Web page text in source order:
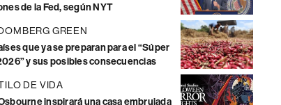
de la Fed, según NYT
GREEN
que ya se preparan para el “Súper
y sus posibles consecuencias
DE VIDA
inspirará una casa embrujada